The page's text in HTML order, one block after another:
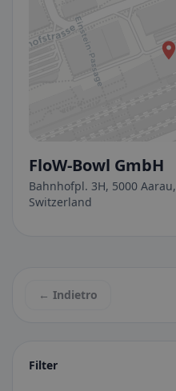
Filter
FloW-Bowl GmbH
Bahnhofpl. 3H, 5000 Aarau,
Switzerland
← Indietro